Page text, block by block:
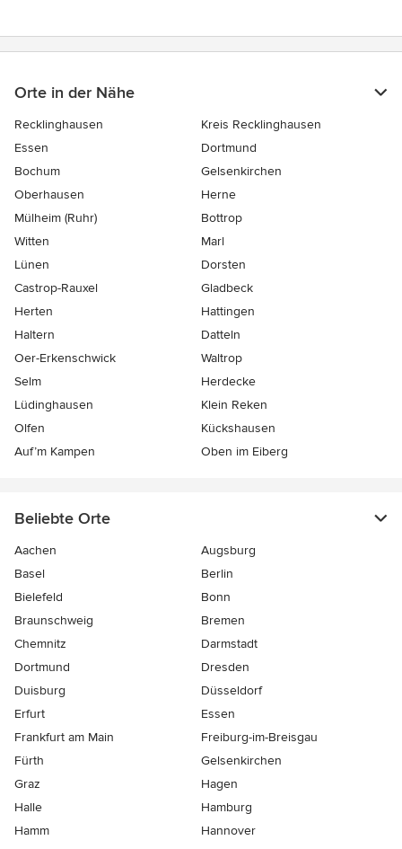
Orte in der Nähe
Recklinghausen
Kreis Recklinghausen
Essen
Dortmund
Bochum
Gelsenkirchen
Oberhausen
Herne
Mülheim (Ruhr)
Bottrop
Witten
Marl
Lünen
Dorsten
Castrop-Rauxel
Gladbeck
Herten
Hattingen
Haltern
Datteln
Oer-Erkenschwick
Waltrop
Selm
Herdecke
Lüdinghausen
Klein Reken
Olfen
Kückshausen
Auf’m Kampen
Oben im Eiberg
Beliebte Orte
Aachen
Augsburg
Basel
Berlin
Bielefeld
Bonn
Braunschweig
Bremen
Chemnitz
Darmstadt
Dortmund
Dresden
Duisburg
Düsseldorf
Erfurt
Essen
Frankfurt am Main
Freiburg-im-Breisgau
Fürth
Gelsenkirchen
Graz
Hagen
Halle
Hamburg
Hamm
Hannover